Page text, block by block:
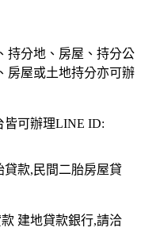
持分地、房屋、持分公
房屋或土地持分亦可辦
皆可辦理LINE ID:
款,民間二胎房屋貸
建地貸款銀行,請洽